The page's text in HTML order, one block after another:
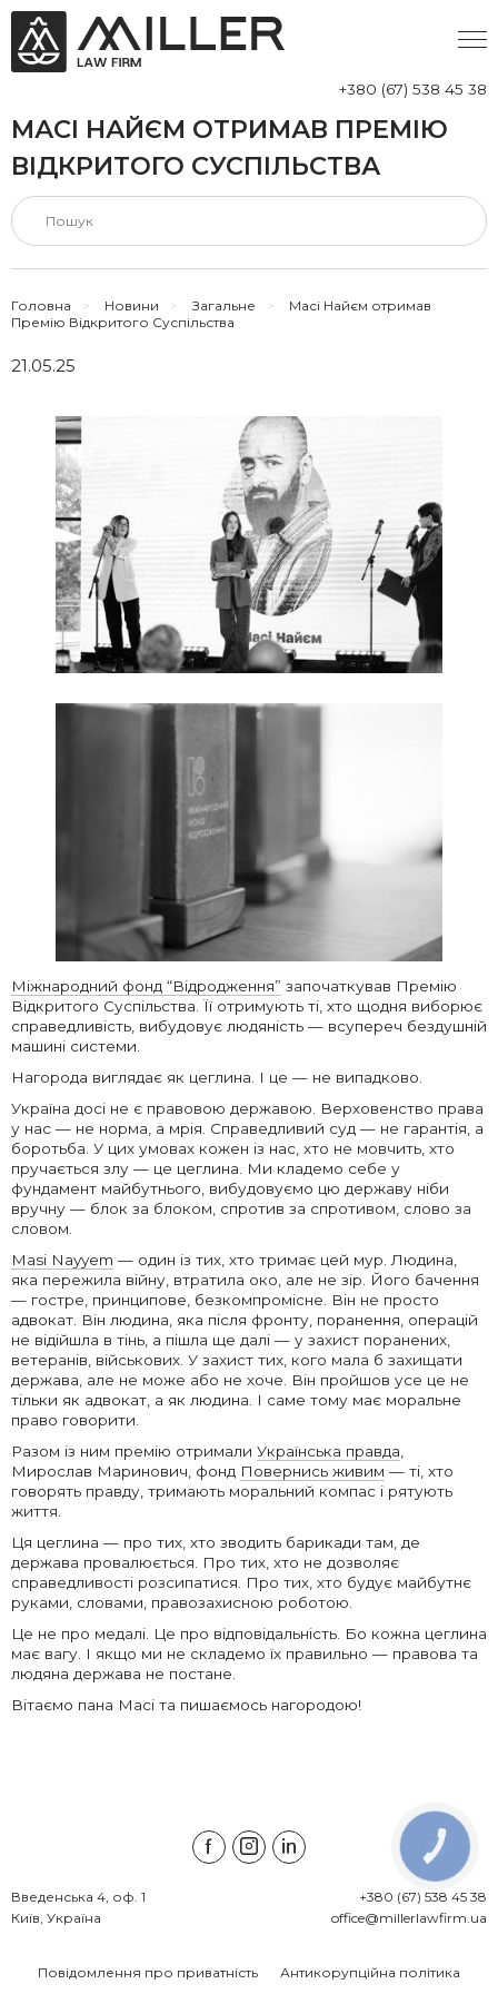
+380 (67) 538 45 38
МАСІ НАЙЄМ ОТРИМАВ ПРЕМІЮ
ВІДКРИТОГО СУСПІЛЬСТВА
Головна > Новини > Загальне >
Масі Найєм отримав
Премію Відкритого Суспільства
21.05.25
Міжнародний фонд “Відродження” започаткував Премію
Відкритого Суспільства. Її отримують ті, хто щодня виборює
справедливість, вибудовує людяність — всупереч бездушній
машині системи.
Нагорода виглядає як цеглина. І це — не випадково.
Україна досі не є правовою державою. Верховенство права
у нас — не норма, а мрія. Справедливий суд — не гарантія, а
боротьба. У цих умовах кожен із нас, хто не мовчить, хто
пручається злу — це цеглина. Ми кладемо себе у
фундамент майбутнього, вибудовуємо цю державу ніби
вручну — блок за блоком, спротив за спротивом, слово за
словом.
Masi Nayyem — один із тих, хто тримає цей мур. Людина,
яка пережила війну, втратила око, але не зір. Його бачення
— гостре, принципове, безкомпромісне. Він не просто
адвокат. Він людина, яка після фронту, поранення, операцій
не відійшла в тінь, а пішла ще далі — у захист поранених,
ветеранів, військових. У захист тих, кого мала б захищати
держава, але не може або не хоче. Він пройшов усе це не
тільки як адвокат, а як людина. І саме тому має моральне
право говорити.
Разом із ним премію отримали Українська правда
Мирослав Маринович, фонд Повернись живим — ті, хто
говорять правду, тримають моральний компас і рятують
життя.
Ця цеглина — про тих, хто зводить барикади там, де
держава провалюється. Про тих, хто не дозволяє
справедливості розсипатися. Про тих, хто будує майбутнє
руками, словами, правозахисною роботою.
Це не про медалі. Це про відповідальність. Бо кожна цеглина
має вагу. І якщо ми не складемо їх правильно — правова та
людяна держава не постане.
Вітаємо пана Масі та пишаємось нагородою!
Введенська 4, оф. 1
Київ, Україна
+380 (67) 538 45 38
office@millerlawfirm.ua
Повідомлення про приватність Антикорупційна політика
КНОПКА
ЗВ'ЯЗКУ